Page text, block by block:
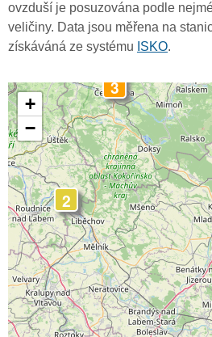
ovzduší je posuzována podle
veličiny. Data jsou měřena na
získáváná ze systému ISKO.
2
3
+
−